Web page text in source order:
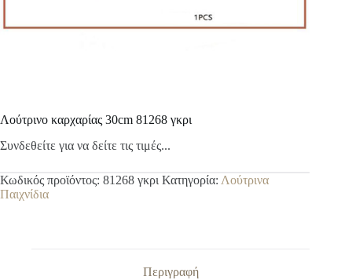
Λούτρινο καρχαρίας 30cm 81268 γκρι
Συνδεθείτε για να δείτε τις τιμές...
Κωδικός προϊόντος: 81268 γκρι Κατηγορία: Λούτρινα
Παιχνίδια
Περιγραφή